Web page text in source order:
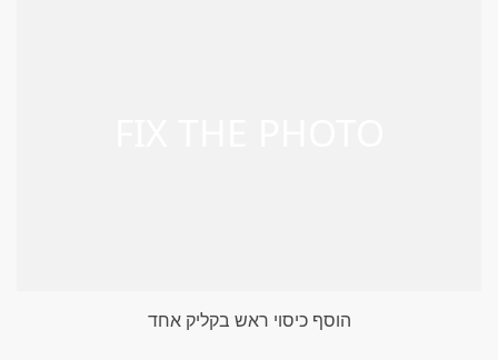
הוסף כיסוי ראש בקליק אחד